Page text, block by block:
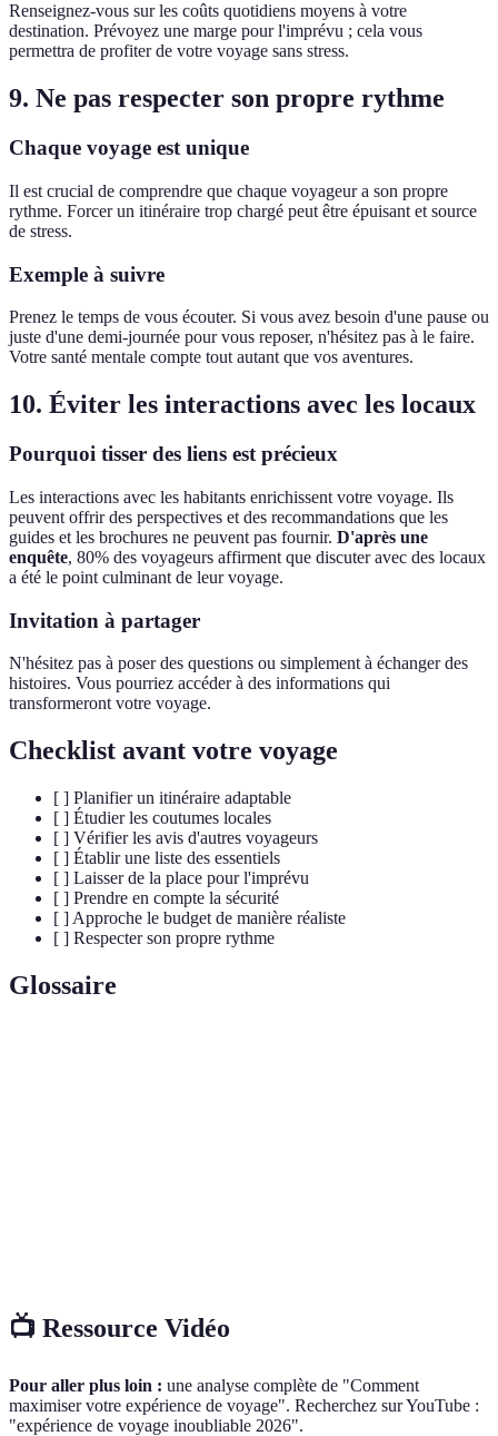
Renseignez-vous sur les coûts quotidiens moyens à votre
destination. Prévoyez une marge pour l'imprévu ; cela vous
permettra de profiter de votre voyage sans stress.
9. Ne pas respecter son propre rythme
Chaque voyage est unique
Il est crucial de comprendre que chaque voyageur a son propre
rythme. Forcer un itinéraire trop chargé peut être épuisant et source
de stress.
Exemple à suivre
Prenez le temps de vous écouter. Si vous avez besoin d'une pause ou
juste d'une demi-journée pour vous reposer, n'hésitez pas à le faire.
Votre santé mentale compte tout autant que vos aventures.
10. Éviter les interactions avec les locaux
Pourquoi tisser des liens est précieux
Les interactions avec les habitants enrichissent votre voyage. Ils
peuvent offrir des perspectives et des recommandations que les
guides et les brochures ne peuvent pas fournir. D'après une
enquête, 80% des voyageurs affirment que discuter avec des locaux
a été le point culminant de leur voyage.
Invitation à partager
N'hésitez pas à poser des questions ou simplement à échanger des
histoires. Vous pourriez accéder à des informations qui
transformeront votre voyage.
Checklist avant votre voyage
[ ] Planifier un itinéraire adaptable
[ ] Étudier les coutumes locales
[ ] Vérifier les avis d'autres voyageurs
[ ] Établir une liste des essentiels
[ ] Laisser de la place pour l'imprévu
[ ] Prendre en compte la sécurité
[ ] Approche le budget de manière réaliste
[ ] Respecter son propre rythme
Glossaire
📺 Ressource Vidéo
Pour aller plus loin : une analyse complète de "Comment
maximiser votre expérience de voyage". Recherchez sur YouTube :
"expérience de voyage inoubliable 2026".